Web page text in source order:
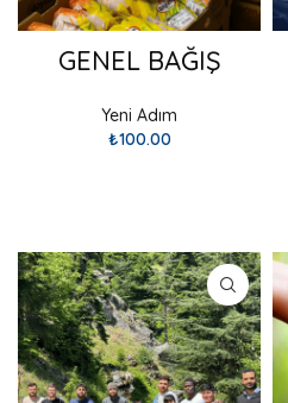
GENEL BAĞIŞ
Yeni Adım
₺100.00